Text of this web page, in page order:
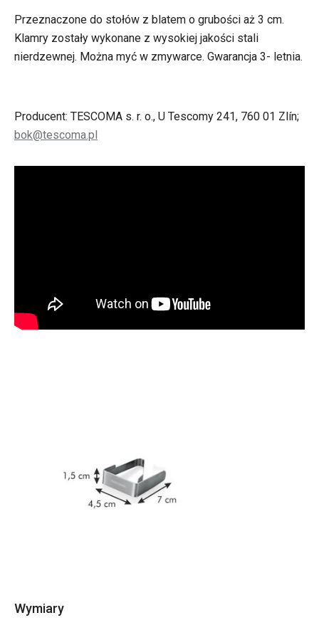
Przeznaczone do stołów z blatem o grubości aż 3 cm.
Klamry zostały wykonane z wysokiej jakości stali
nierdzewnej. Można myć w zmywarce. Gwarancja 3- letnia.
Producent: TESCOMA s. r. o., U Tescomy 241, 760 01 Zlín;
bok@tescoma.pl
Wymiary